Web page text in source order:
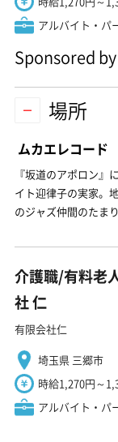
アルバイト・パ
Sponsored by
場所
ムカエレコード
『坂道のアポロン』
イト迎律子の実家。
のジャズ仲間のたま
介護職/有料老
社 仁
有限会社仁
埼玉県 三郷市
時給1,270円～
アルバイト・パ